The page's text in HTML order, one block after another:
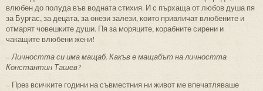
влюбен до полуда във водната стихия. И с пърхаща от любов душа пя
за Бургас, за децата, за онези залези, които привличат влюбените и
отмарят човешките души. Пя за моряците, корабните сирени и
чакащите влюбени жени!
– Личността си има мащаб. Какъв е мащабът на личността
Константин Ташев?
– През всичките години на съвместния ни живот ме впечатляваше